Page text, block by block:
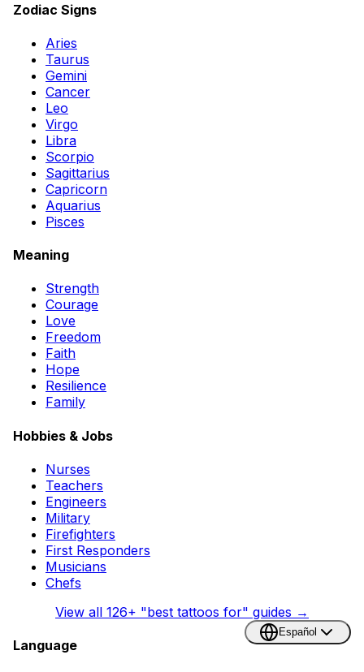
Zodiac Signs
Aries
Taurus
Gemini
Cancer
Leo
Virgo
Libra
Scorpio
Sagittarius
Capricorn
Aquarius
Pisces
Meaning
Strength
Courage
Love
Freedom
Faith
Hope
Resilience
Family
Hobbies & Jobs
Nurses
Teachers
Engineers
Military
Firefighters
First Responders
Musicians
Chefs
View all 126+ "best tattoos for" guides →
Language
Español